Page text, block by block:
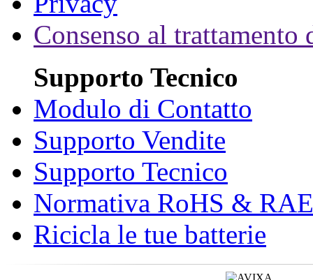
Consenso al trattamento
Supporto Tecnico
Modulo di Contatto
Supporto Vendite
Supporto Tecnico
Normativa RoHS &
Ricicla le tue batterie